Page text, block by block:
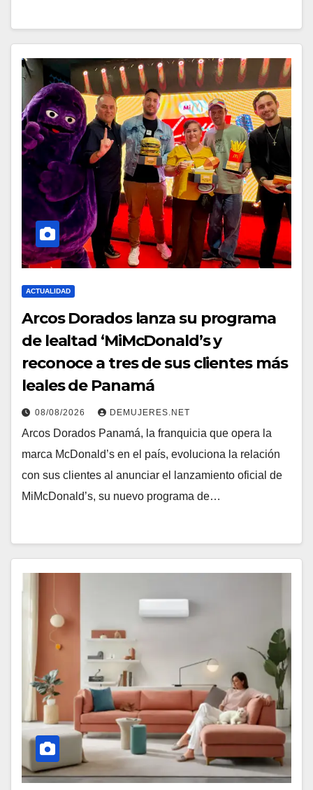
ACTUALIDAD
Arcos Dorados lanza su programa
de lealtad ‘MiMcDonald’s y
reconoce a tres de sus clientes más
leales de Panamá
08/08/2026 DEMUJERES.NET
Arcos Dorados Panamá, la franquicia que opera la
marca McDonald’s en el país, evoluciona la relación
con sus clientes al anunciar el lanzamiento oficial de
MiMcDonald’s, su nuevo programa de…